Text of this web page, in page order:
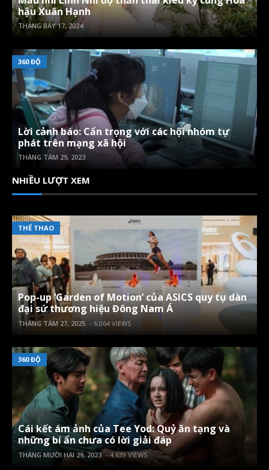
hậu Xuân Hạnh
THÁNG BẢY 17, 2024
360 ĐỘ
Lời cảnh báo: Cẩn trọng với các hội nhóm tự
phát trên mạng xã hội
THÁNG TÁM 29, 2023
NHIỀU LƯỢT XEM
THỂ THAO
Pop-up ‘Garden of Motion’ của ASICS quy tụ dàn
đại sứ thương hiệu Đông Nam Á
THÁNG TÁM 27, 2025 - 6.064 VIEWS
360 ĐỘ
Cái kết ám ảnh của Tee Yod: Quỷ ăn tạng và
những bí ẩn chưa có lời giải đáp
THÁNG MƯỜI HAI 29, 2023 - 4.639 VIEWS